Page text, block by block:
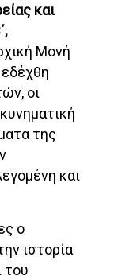
και
Μονή
οι
της
και
ο
ιστορία
του